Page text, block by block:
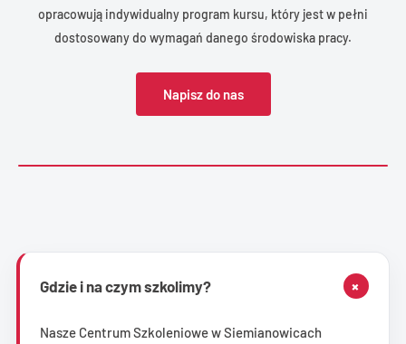
opracowują indywidualny program kursu, który jest w pełni
dostosowany do wymagań danego środowiska pracy.
Napisz do nas
Gdzie i na czym szkolimy? +
Nasze Centrum Szkoleniowe w Siemianowicach